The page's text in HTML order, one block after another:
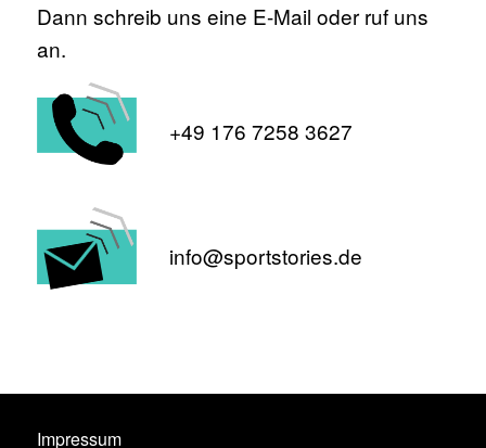
Dann schreib uns eine E-Mail oder ruf uns
an.
+49 176 7258 3627
info@sportstories.de
Impressum